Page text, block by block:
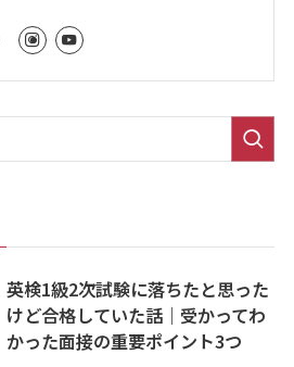
英検1級2次試験に落ちたと思った
けど合格していた話｜受かってわ
かった面接の重要ポイント3つ